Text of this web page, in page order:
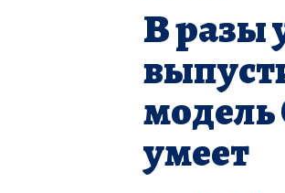
В разы
модель
умеет